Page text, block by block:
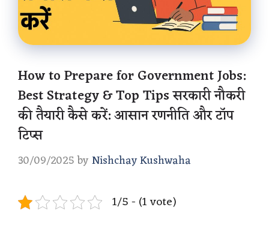
How to Prepare for Government Jobs:
Best Strategy & Top Tips सरकारी नौकरी
की तैयारी कैसे करें: आसान रणनीति और टॉप
टिप्स
30/09/2025 byNishchay Kushwaha
1/5 - (1 vote)